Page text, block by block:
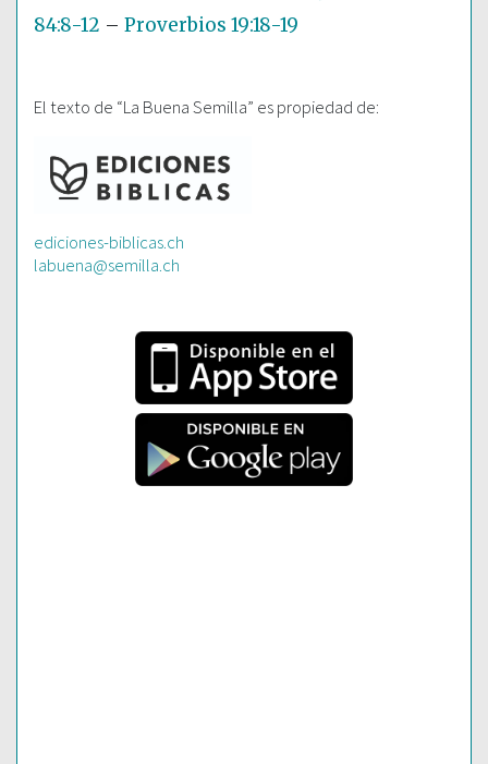
84:8-12 – Proverbios 19:18-19
El texto de “La Buena Semilla” es propiedad de:
ediciones-biblicas.ch
labuena@semilla.ch